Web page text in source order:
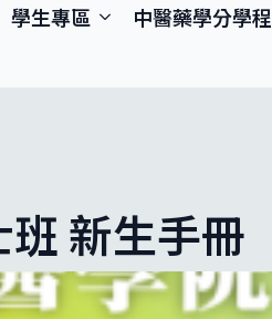
學生專區 中醫藥學分學程
新生手冊